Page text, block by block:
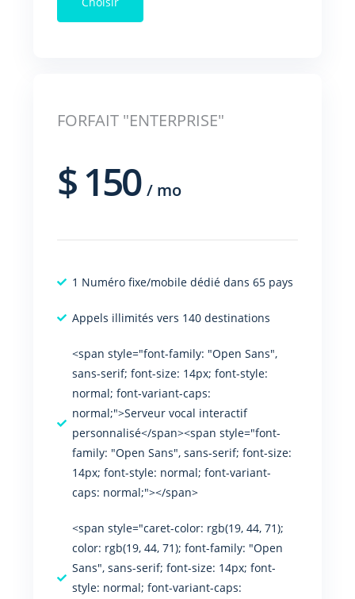
FORFAIT "ENTERPRISE"
$150/ mo
1 Numéro fixe/mobile dédié dans 65 pays
Appels illimités vers 140 destinations
<span style="font-family: "Open Sans",
sans-serif; font-size: 14px; font-style:
normal; font-variant-caps:
normal;">Serveur vocal interactif
personnalisé</span><span style="font-
family: "Open Sans", sans-serif; font-size:
14px; font-style: normal; font-variant-
caps: normal;"></span>
<span style="caret-color: rgb(19, 44, 71);
color: rgb(19, 44, 71); font-family: "Open
Sans", sans-serif; font-size: 14px; font-
style: normal; font-variant-caps: